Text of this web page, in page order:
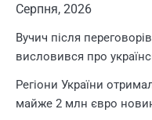
Серпня, 2026
Вучич після
висловився про
Регіони України
майже 2 млн євро